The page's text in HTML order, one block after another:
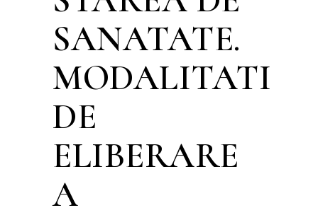
SANATATE.
MODALITATI
DE
ELIBERARE
A